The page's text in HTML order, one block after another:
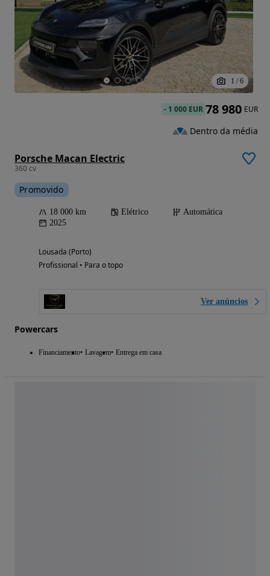
1 / 6
Porsche Macan Electric
360 cv
Promovido
18 000 km Elétrico
Automática
2025
Lousada (Porto)
Profissional • Para o topo
Ver anúncios
Powercars
Financiamento Lavagem Entrega em casa
- 1 000 EUR 78 980 EUR
Dentro da média